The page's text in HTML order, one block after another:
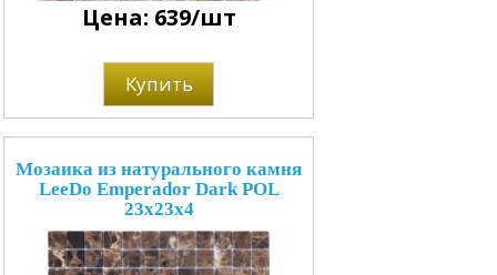
Цена: 639/шт
Купить
Мозаика из натурального камня
LeeDo Emperador Dark POL
23x23x4